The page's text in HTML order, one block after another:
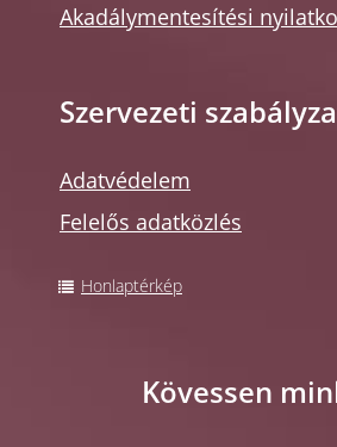
Akadálymentesítési
Szervezeti
Adatvédelem
Felelős adatközlés
Honlaptérkép
Kövessen